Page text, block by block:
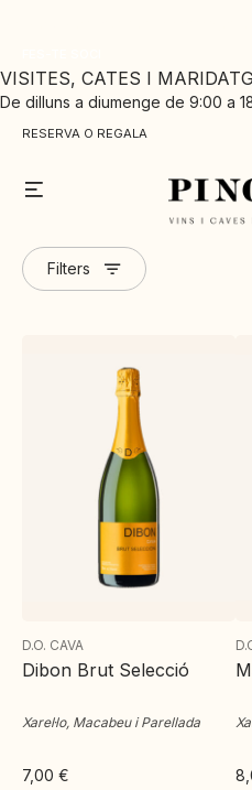
VISITES, CATES I
De dilluns a diumenge de 9:00 a
RESERVA O REGALA
Filters
D.O. CAVA
Dibon Brut Selecció
Xarel·lo, Macabeu i Parellada
7,00 €